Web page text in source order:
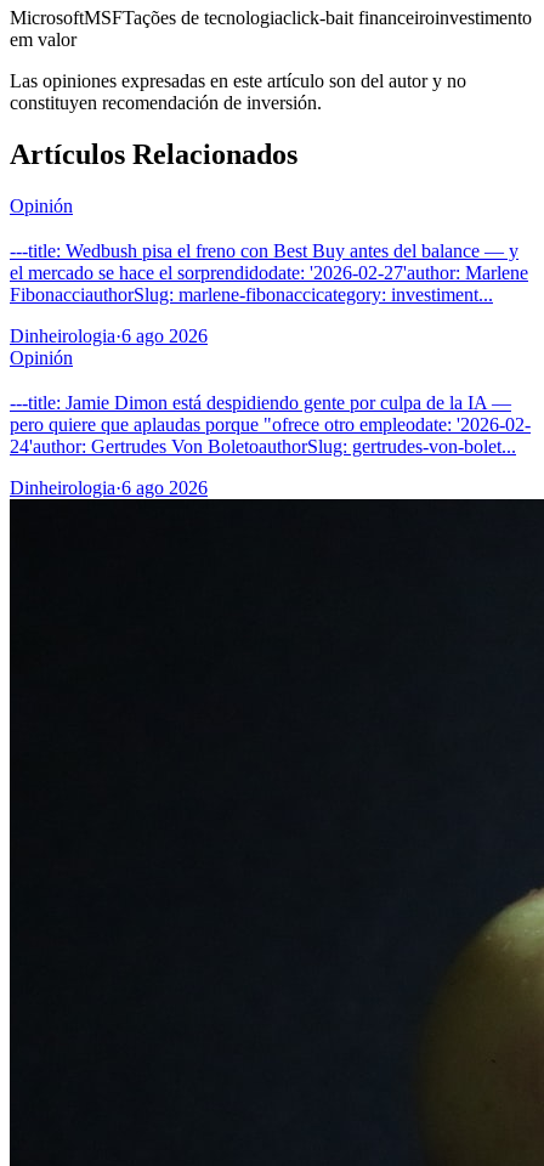
MicrosoftMSFTações de tecnologiaclick-bait financeiroinvestimento
em valor
Las opiniones expresadas en este artículo son del autor y no
constituyen recomendación de inversión.
Artículos Relacionados
Opinión
---title: Wedbush pisa el freno con Best Buy antes del balance — y
el mercado se hace el sorprendidodate: '2026-02-27'author: Marlene
FibonacciauthorSlug: marlene-fibonaccicategory: investiment...
Dinheirologia·6 ago 2026
Opinión
---title: Jamie Dimon está despidiendo gente por culpa de la IA —
pero quiere que aplaudas porque "ofrece otro empleodate: '2026-02-
24'author: Gertrudes Von BoletoauthorSlug: gertrudes-von-bolet...
Dinheirologia·6 ago 2026